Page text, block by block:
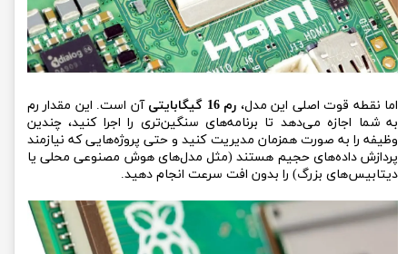
اما نقطه قوت اصلی این مدل، رم 16 گیگابایتی
آن است. این مقدار رم
به شما اجازه می‌دهد تا برنامه‌های سنگین‌تری را اجرا کنید، چندین
وظیفه را به صورت همزمان مدیریت کنید و حتی پروژه‌هایی که نیازمند
پردازش داده‌های حجیم هستند (مثل مدل‌های هوش مصنوعی محلی یا
دیتابیس‌های بزرگ) را بدون افت سرعت انجام دهید.